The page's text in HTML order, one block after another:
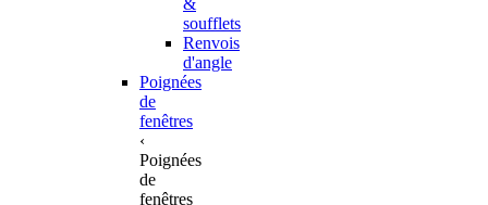
soufflets
Renvois
d'angle
Poignées
de
fenêtres
‹
Poignées
de
fenêtres